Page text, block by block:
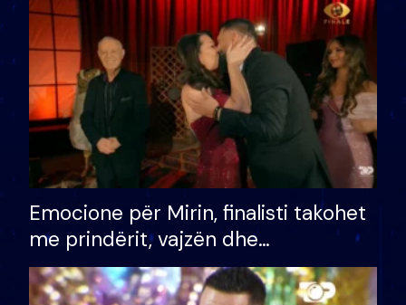
të fituar çmimin e madh
Emocione për Mirin, finalisti takohet
me prindërit, vajzën dhe
bashkëshorten: S’kemi ndonjë letër
divorci apo jo?